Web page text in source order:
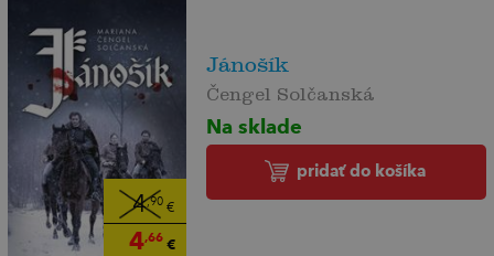
4,90€
4,66€
Jánošík
Čengel Solčanská
Na sklade
pridať do košíka